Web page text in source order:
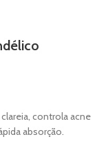
controla acne
absorção.